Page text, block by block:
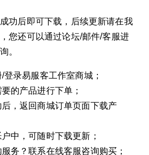
功后即可下载，后续更新请在我
您还可以通过论坛/邮件/客服进
。
登录易服客工作室商城；
的产品进行下单；
，返回商城订单页面下载产
中，可随时下载更新；
务？联系在线客服咨询购买；